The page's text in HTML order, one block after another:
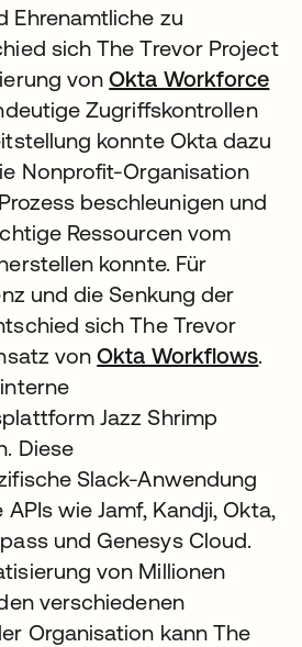
Ehrenamtliche zu
sich The Trevor Project
vonOkta Workforce
Zugriffskontrollen
konnte Okta dazu
Nonprofit-Organisation
beschleunigen und
Ressourcen vom
konnte. Für
und die Senkung der
sich The Trevor
vonOkta Workflows.
Jazz Shrimp
Diese
Slack-Anwendung
wie Jamf, Kandji, Okta,
und Genesys Cloud.
von Millionen
verschiedenen
Organisation kann The